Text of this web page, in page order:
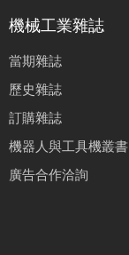
機械工業雜誌
當期雜誌
歷史雜誌
訂購雜誌
機器人與工具機叢書
廣告合作洽詢